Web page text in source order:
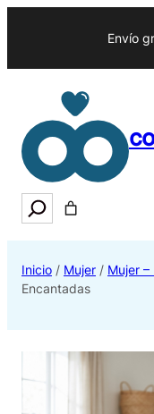
Envío
Search
Inicio / Mujer / Mujer –
Encantadas